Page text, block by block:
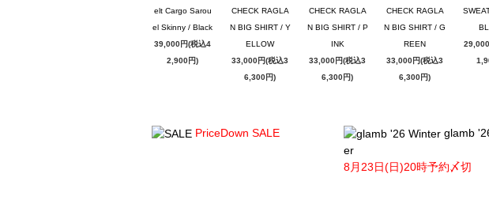
elt Cargo Sarou
el Skinny / Black
39,000円(税込4
2,900円)
CHECK RAGLA
N BIG SHIRT / Y
ELLOW
33,000円(税込3
6,300円)
CHECK RAGLA
N BIG SHIRT / P
INK
33,000円(税込3
6,300円)
CHECK RAGLA
N BIG SHIRT / G
REEN
33,000円(税込3
6,300円)
PriceDown SALE
glamb
er
8月23日(日)20時予約〆切